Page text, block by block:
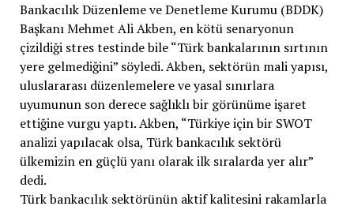
Bankacılık Düzenleme ve Denetleme Kurumu (BDDK)
Başkanı Mehmet Ali Akben, en kötü senaryonun
çizildiği stres testinde bile “Türk bankalarının sırtının
yere gelmediğini” söyledi. Akben, sektörün mali yapısı,
uluslararası düzenlemelere ve yasal sınırlara
uyumunun son derece sağlıklı bir görünüme işaret
ettiğine vurgu yaptı. Akben, “Türkiye için bir SWOT
analizi yapılacak olsa, Türk bankacılık sektörü
ülkemizin en güçlü yanı olarak ilk sıralarda yer alır”
dedi.
Türk bankacılık sektörünün aktif kalitesini rakamlarla